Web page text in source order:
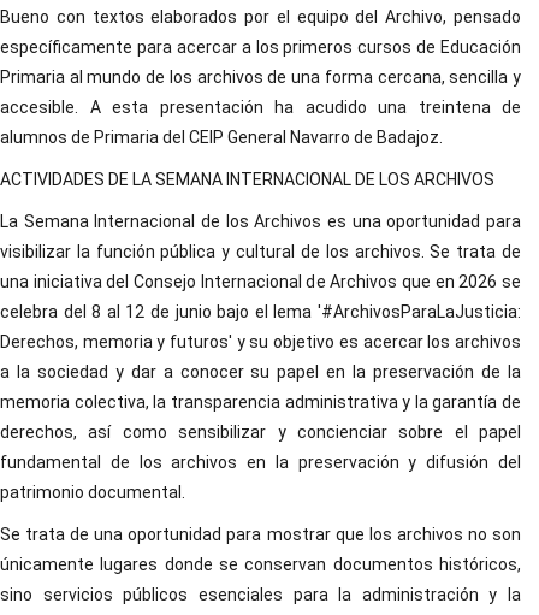
Bueno con textos elaborados por el equipo del Archivo, pensado
específicamente para acercar a los primeros cursos de Educación
Primaria al mundo de los archivos de una forma cercana, sencilla y
accesible. A esta presentación ha acudido una treintena de
alumnos de Primaria del CEIP General Navarro de Badajoz.
ACTIVIDADES DE LA SEMANA INTERNACIONAL DE LOS ARCHIVOS
La Semana Internacional de los Archivos es una oportunidad para
visibilizar la función pública y cultural de los archivos. Se trata de
una iniciativa del Consejo Internacional de Archivos que en 2026 se
celebra del 8 al 12 de junio bajo el lema '#ArchivosParaLaJusticia:
Derechos, memoria y futuros' y su objetivo es acercar los archivos
a la sociedad y dar a conocer su papel en la preservación de la
memoria colectiva, la transparencia administrativa y la garantía de
derechos, así como sensibilizar y concienciar sobre el papel
fundamental de los archivos en la preservación y difusión del
patrimonio documental.
Se trata de una oportunidad para mostrar que los archivos no son
únicamente lugares donde se conservan documentos históricos,
sino servicios públicos esenciales para la administración y la